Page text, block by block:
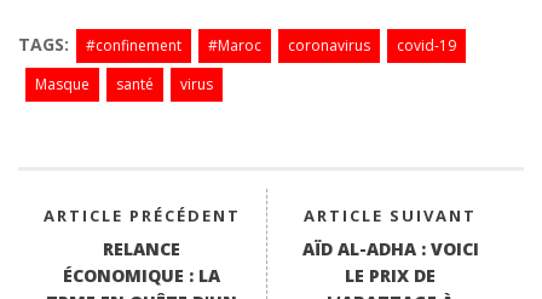
bo
ok
tte
r
ts
A
ed
In
ail
TAGS: #confinement #Maroc coronavirus
covid-19
Masque
santé virus
ARTICLE PRÉCÉDENT
RELANCE
ÉCONOMIQUE : LA
ARTICLE SUIVANT
AÏD AL-ADHA : VOICI
LE PRIX DE